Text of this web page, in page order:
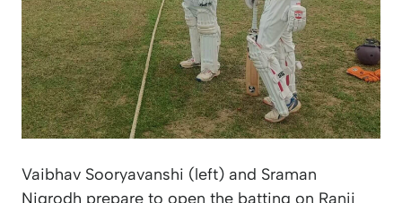
Vaibhav Sooryavanshi (left) and Sraman
Nigrodh prepare to open the batting on Ranji